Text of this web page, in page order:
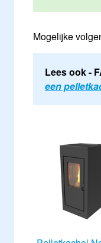
Mogelijke
Lees ook -
een